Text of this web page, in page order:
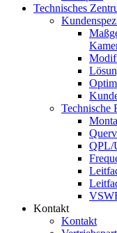
Technisches
Technische
QPL/
Kontakt
Kontakt